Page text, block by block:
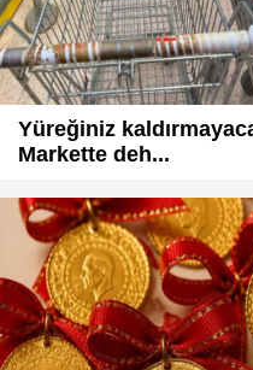
Yüreğiniz
Markette deh...